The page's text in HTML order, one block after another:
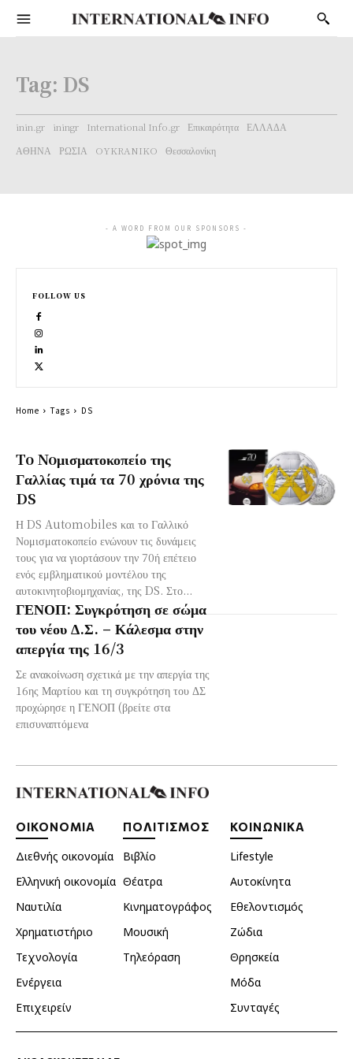
Tag: DS
inin.gr iningr International Info.gr Επικαιρότητα
ΕΛΛΑΔΑ
ΑΘΗΝΑ
ΡΩΣΙΑ OYKRANIKO Θεσσαλονίκη
To Noμισματοκοπείο της
Γαλλίας τιμά τα 70 χρόνια της
DS
Η DS Automobiles και το Γαλλικό
Νομισματοκοπείο ενώνουν τις δυνάμεις
τους για να γιορτάσουν την 70ή επέτειο
ενός εμβληματικού μοντέλου της
αυτοκινητοβιομηχανίας, της DS. Στο...
ΓΕΝΟΠ: Συγκρότηση σε σώμα
του νέου Δ.Σ. – Κάλεσμα στην
απεργία της 16/3
Σε ανακοίνωση σχετικά με την απεργία της
16ης Μαρτίου και τη συγκρότηση του ΔΣ
προχώρησε η ΓΕΝΟΠ (βρείτε στα
επισυναπτόμενα
- A WORD FROM OUR SPONSORS -
FOLLOW US
Home Tags DS
ΟΙΚΟΝΟΜΙΑ
Διεθνής οικονομία
Ελληνική οικονομία
Ναυτιλία
Χρηματιστήριο
Τεχνολογία
Ενέργεια
Επιχειρείν
ΠΟΛΙΤΙΣΜΟΣ
Βιβλίο
Θέατρα
Κινηματογράφος
Μουσική
Τηλεόραση
ΚΟΙΝΩΝΙΚΑ
Lifestyle
Αυτοκίνητα
Εθελοντισμός
Ζώδια
Θρησκεία
Μόδα
Συνταγές